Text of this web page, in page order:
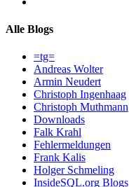
Alle Blogs
=tg=
Andreas Wolter
Armin Neudert
Christoph Ingenhaag
Christoph Muthmann
Downloads
Falk Krahl
Fehlermeldungen
Frank Kalis
Holger Schmeling
InsideSQL.org Blogs